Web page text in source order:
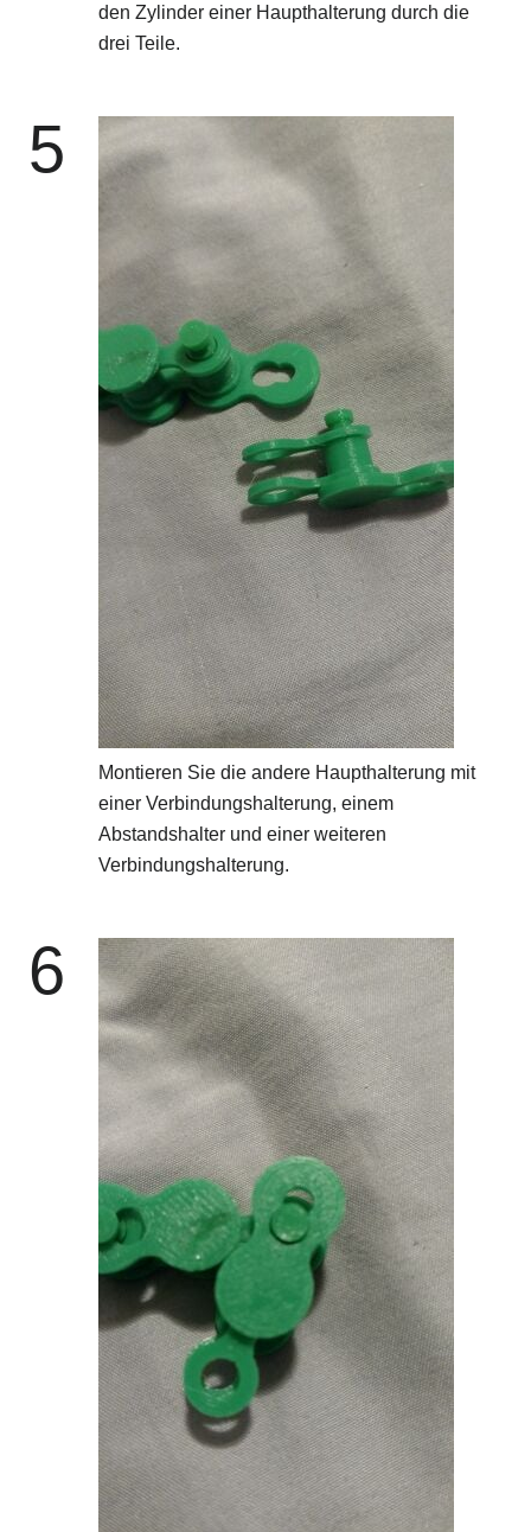
den Zylinder einer Haupthalterung durch die
drei Teile.
5
Montieren Sie die andere Haupthalterung mit
einer Verbindungshalterung, einem
Abstandshalter und einer weiteren
Verbindungshalterung.
6